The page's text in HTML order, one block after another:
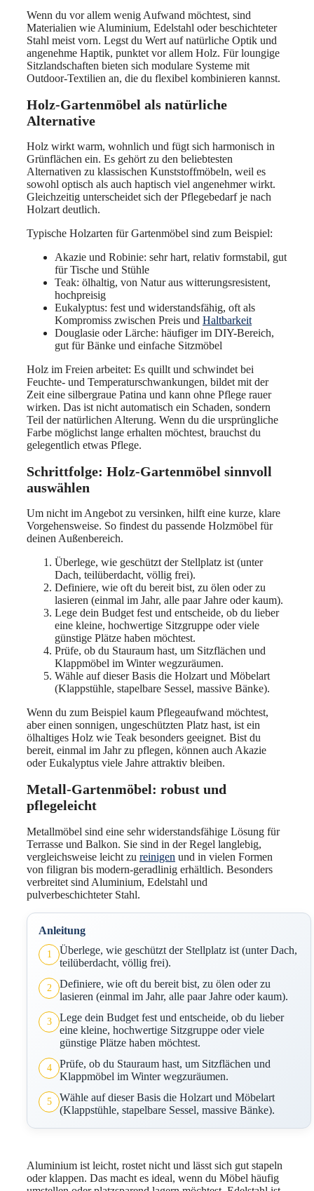
Wenn du vor allem wenig Aufwand möchtest, sind
Materialien wie Aluminium, Edelstahl oder beschichteter
Stahl meist vorn. Legst du Wert auf natürliche Optik und
angenehme Haptik, punktet vor allem Holz. Für loungige
Sitzlandschaften bieten sich modulare Systeme mit
Outdoor-Textilien an, die du flexibel kombinieren kannst.
Holz-Gartenmöbel als natürliche
Alternative
Holz wirkt warm, wohnlich und fügt sich harmonisch in
Grünflächen ein. Es gehört zu den beliebtesten
Alternativen zu klassischen Kunststoffmöbeln, weil es
sowohl optisch als auch haptisch viel angenehmer wirkt.
Gleichzeitig unterscheidet sich der Pflegebedarf je nach
Holzart deutlich.
Typische Holzarten für Gartenmöbel sind zum Beispiel:
Akazie und Robinie: sehr hart, relativ formstabil, gut
für Tische und Stühle
Teak: ölhaltig, von Natur aus witterungsresistent,
hochpreisig
Eukalyptus: fest und widerstandsfähig, oft als
Kompromiss zwischen Preis und Haltbarkeit
Douglasie oder Lärche: häufiger im DIY-Bereich,
gut für Bänke und einfache Sitzmöbel
Holz im Freien arbeitet: Es quillt und schwindet bei
Feuchte- und Temperaturschwankungen, bildet mit der
Zeit eine silbergraue Patina und kann ohne Pflege rauer
wirken. Das ist nicht automatisch ein Schaden, sondern
Teil der natürlichen Alterung. Wenn du die ursprüngliche
Farbe möglichst lange erhalten möchtest, brauchst du
gelegentlich etwas Pflege.
Schrittfolge: Holz-Gartenmöbel sinnvoll
auswählen
Um nicht im Angebot zu versinken, hilft eine kurze, klare
Vorgehensweise. So findest du passende Holzmöbel für
deinen Außenbereich.
Überlege, wie geschützt der Stellplatz ist (unter
Dach, teilüberdacht, völlig frei).
Definiere, wie oft du bereit bist, zu ölen oder zu
lasieren (einmal im Jahr, alle paar Jahre oder kaum).
Lege dein Budget fest und entscheide, ob du lieber
eine kleine, hochwertige Sitzgruppe oder viele
günstige Plätze haben möchtest.
Prüfe, ob du Stauraum hast, um Sitzflächen und
Klappmöbel im Winter wegzuräumen.
Wähle auf dieser Basis die Holzart und Möbelart
(Klappstühle, stapelbare Sessel, massive Bänke).
Wenn du zum Beispiel kaum Pflegeaufwand möchtest,
aber einen sonnigen, ungeschützten Platz hast, ist ein
ölhaltiges Holz wie Teak besonders geeignet. Bist du
bereit, einmal im Jahr zu pflegen, können auch Akazie
oder Eukalyptus viele Jahre attraktiv bleiben.
Metall-Gartenmöbel: robust und
pflegeleicht
Metallmöbel sind eine sehr widerstandsfähige Lösung für
Terrasse und Balkon. Sie sind in der Regel langlebig,
vergleichsweise leicht zu reinigen und in vielen Formen
von filigran bis modern-geradlinig erhältlich. Besonders
verbreitet sind Aluminium, Edelstahl und
pulverbeschichteter Stahl.
Anleitung
1
Überlege, wie geschützt der Stellplatz ist (unter Dach,
teilüberdacht, völlig frei).
2
Definiere, wie oft du bereit bist, zu ölen oder zu
lasieren (einmal im Jahr, alle paar Jahre oder kaum).
3
Lege dein Budget fest und entscheide, ob du lieber
eine kleine, hochwertige Sitzgruppe oder viele
günstige Plätze haben möchtest.
4
Prüfe, ob du Stauraum hast, um Sitzflächen und
Klappmöbel im Winter wegzuräumen.
5
Wähle auf dieser Basis die Holzart und Möbelart
(Klappstühle, stapelbare Sessel, massive Bänke).
Aluminium ist leicht, rostet nicht und lässt sich gut stapeln
oder klappen. Das macht es ideal, wenn du Möbel häufig